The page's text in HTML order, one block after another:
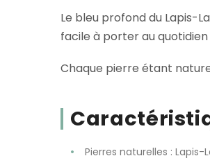
Le bleu profond du Lapis-
facile à porter au
Chaque pierre étant
Pierres naturelles : Lapis-